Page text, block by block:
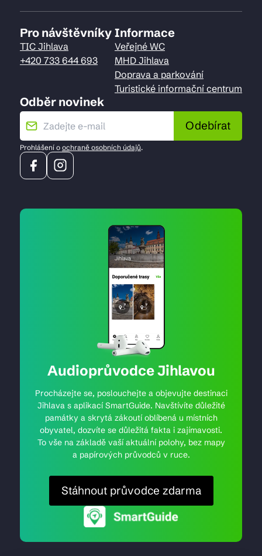
Pro návštěvníky
TIC Jihlava
+420 733 644 693
Informace
Veřejné WC
MHD Jihlava
Doprava a parkování
Turistické informační centrum
Odběr novinek
Odebírat
Prohlášení o ochraně osobních údajů.
Audioprůvodce Jihlavou
Procházejte se, poslouchejte a objevujte destinaci
Jihlava s aplikací SmartGuide. Navštívíte důležité
památky a skrytá zákoutí oblíbená u místních
obyvatel, dozvíte se důležitá fakta i zajímavosti.
To vše na základě vaší aktuální polohy, bez mapy
a papírových průvodců v ruce.
Stáhnout průvodce zdarma